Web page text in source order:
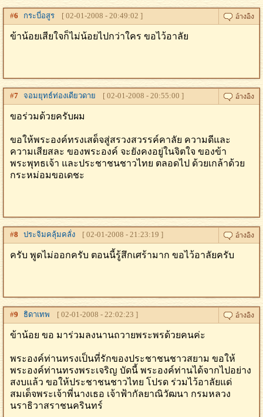
#6 กระบี่อสูร [ 02-01-2008 - 20:49:02 ]
ข้าน้อยเสียใจก็ไม่น้อยไปกว่าใคร ขอไว้อาลัย
#7 จอมยุทธ์ท่องเดียวดาย [ 02-01-2008 - 20:55:00 ]
ขอร่วมด้วยครับผม
ขอให้พระองค์ทรงเสด็จสู่สรวงสวรรค์คาลัย ความดีและ
ความเสียสละ ของพระองค์ จะยังคงอยู่ในจิตใจ ของข้า
พระพุทธเจ้า และประชาชนชาวไทย ตลอดไป ด้วยเกล้าด้วย
กระหม่อมขอเดชะ
#8 ประจิมคลุ้มคลั่ง [ 02-01-2008 - 21:23:19 ]
ครับ พูดไม่ออกครับ ตอนนี้รู้สึกเศร้ามาก ขอไว้อาลัยครับ
#9 ธิดาเทพ [ 02-01-2008 - 22:02:23 ]
ข้าน้อย ขอ มาร่วมลงนานถวายพระพรด้วยคนค่ะ
พระองค์ท่านทรงเป็นที่รักของประชาชนชาวสยาม ขอให้
พระองค์ท่านทรงพระเจริญ บัดนี้ พระองค์ท่านได้จากไปอย่าง
สงบแล้ว ขอให้ประชาชนชาวไทย โปรด ร่วมไว้อาลัยแด่
สมเด็จพระเจ้าพี่นางเธอ เจ้าฟ้ากัลยาณิวัฒนา กรมหลวง
นราธิวาสราชนครินทร์